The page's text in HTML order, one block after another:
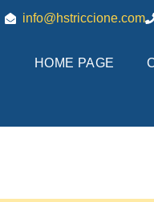
info@hstriccione.com
HOME PAGE